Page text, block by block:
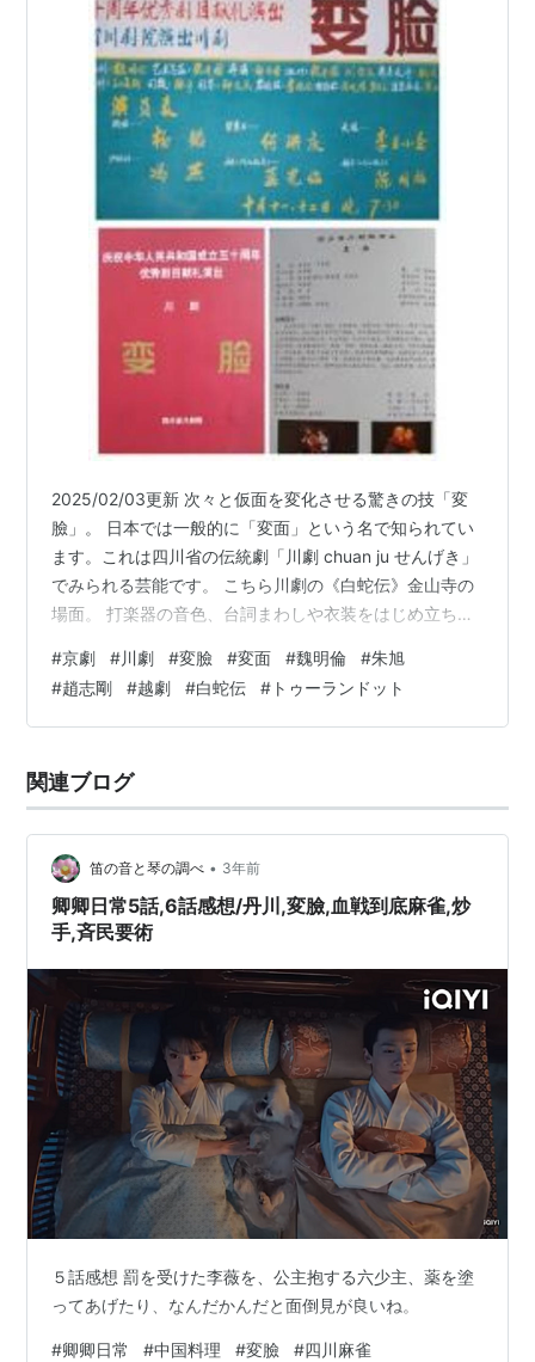
2025/02/03更新 次々と仮面を変化させる驚きの技「変
臉」。 日本では一般的に「変面」という名で知られてい
ます。これは四川省の伝統劇「川劇 chuan ju せんげき」
でみられる芸能です。 こちら川劇の《白蛇伝》金山寺の
場面。 打楽器の音色、台詞まわしや衣装をはじめ立ち回
す。 youtu.be 京劇《白蛇伝》はこちら 今回は地方劇
「川劇」を題材にした中国映画『變臉 この櫂に手をそえ
て』と川劇の舞台をご紹介します。 京劇と地方の演劇に
キャスト 名優・朱旭がうたう京劇《借東風》《春秋筆》
…
#京劇 #川劇 #変臉 #変面 #魏明倫 #朱旭
#趙志剛 #越劇 #白蛇伝 # トゥーランドット
関連ブログ
笛の音と琴の調べ • 3年前
卿卿日常5話,6話感想/丹川,変臉,血戦到底麻雀,炒
手,斉民要術
５話感想 罰を受けた李薇を、公主抱する六少主、薬を塗
ってあげたり、なんだかんだと面倒見が良いね。
#卿卿日常 #中国料理 #変臉 #四川麻雀